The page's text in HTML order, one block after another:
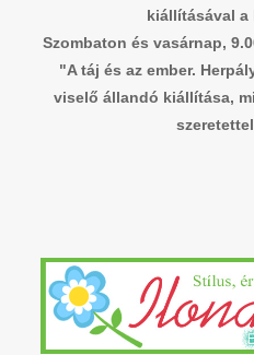
kiállításával
Szombaton és vasárnap,
"A táj és az ember.
viselő állandó kiállítása,